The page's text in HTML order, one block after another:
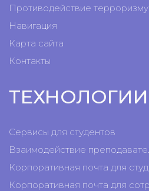
Противодействие терроризму
Навигация
Карта сайта
Контакты
ТЕХНОЛОГИИ
Сервисы для студентов
Взаимодействие
Корпоративная почта для
Корпоративная почта для